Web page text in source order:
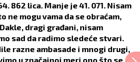
862 lica. Manje je 41. 071. Nisam
ne mogu vama da se obraćam,
dragi građani, nisam
sad da radimo sledeće stvari.
razne ambasade i mnogi drugi,
u značajnoj meri ono što se